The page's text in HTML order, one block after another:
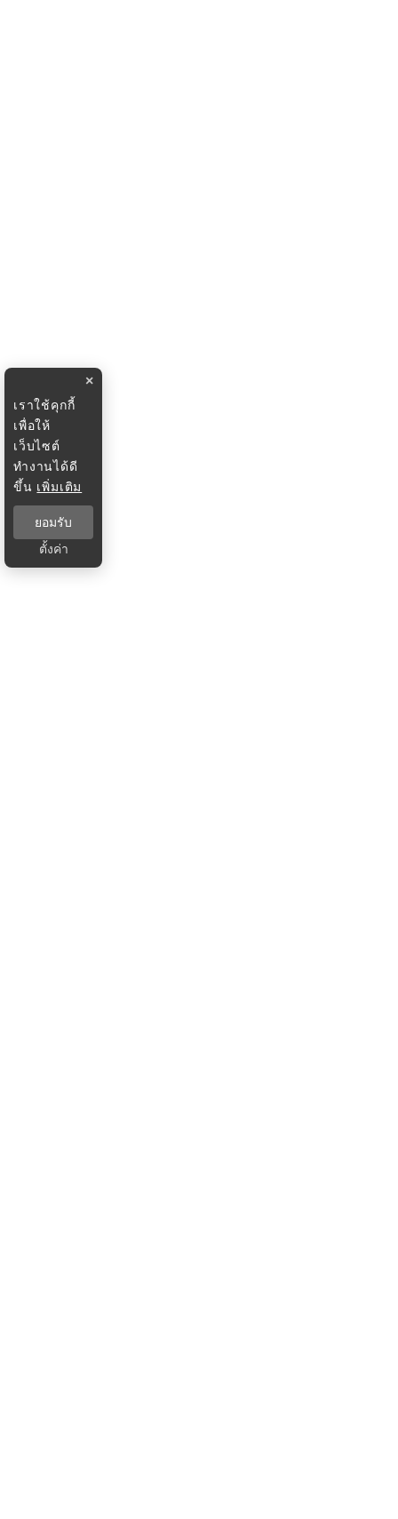
×
เราใช้คุกกี้
เพื่อให้
เว็บไซต์
ทำงานได้ดี
ขึ้น เพิ่มเติม
ยอมรับ
ตั้งค่า